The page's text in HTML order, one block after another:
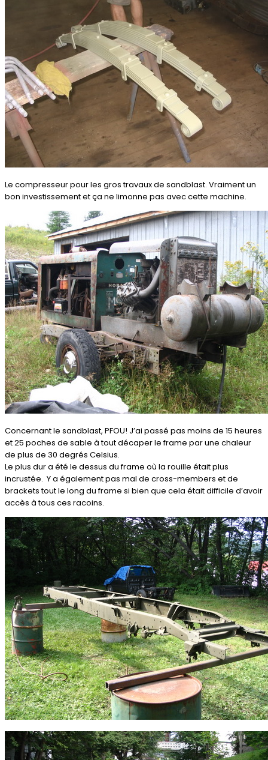
Le compresseur pour les gros travaux de sandblast. Vraiment un
bon investissement et ça ne limonne pas avec cette machine.
Concernant le sandblast, PFOU! J’ai passé pas moins de 15 heures
et 25 poches de sable à tout décaper le frame par une chaleur
de plus de 30 degrés Celsius.
Le plus dur a été le dessus du frame où la rouille était plus
incrustée. Y a également pas mal de cross-members et de
brackets tout le long du frame si bien que cela était difficile d’avoir
accès à tous ces racoins.